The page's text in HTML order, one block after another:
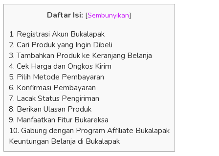
Daftar Isi: [Sembunyikan]
1. Registrasi Akun Bukalapak
2. Cari Produk yang Ingin Dibeli
3. Tambahkan Produk ke Keranjang Belanja
4. Cek Harga dan Ongkos Kirim
5. Pilih Metode Pembayaran
6. Konfirmasi Pembayaran
7. Lacak Status Pengiriman
8. Berikan Ulasan Produk
9. Manfaatkan Fitur Bukareksa
10. Gabung dengan Program Affiliate Bukalapak
Keuntungan Belanja di Bukalapak